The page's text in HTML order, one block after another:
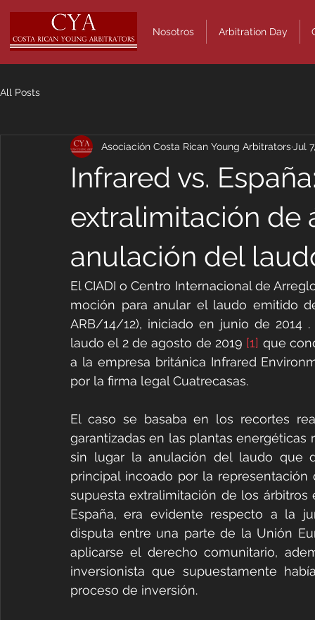
Nosotros Arbitration Day
All Posts
Infrared vs.
extralimitación de
anulación del
Asociación Costa Rican Young Arbitrators Jul
El CIADI o Centro Internacional de
moción para anular el laudo emitido
ARB/14/12), iniciado en junio de
laudo el 2 de agosto de 2019 [1] que
a la empresa británica Infrared
por la firma legal Cuatrecasas.
El caso se basaba en los recortes
garantizadas en las plantas
sin lugar la anulación del laudo que
principal incoado por la
supuesta extralimitación de los
España, era evidente respecto a la
disputa entre una parte de la Unión
aplicarse el derecho comunitario,
inversionista que supuestamente
proceso de inversión.